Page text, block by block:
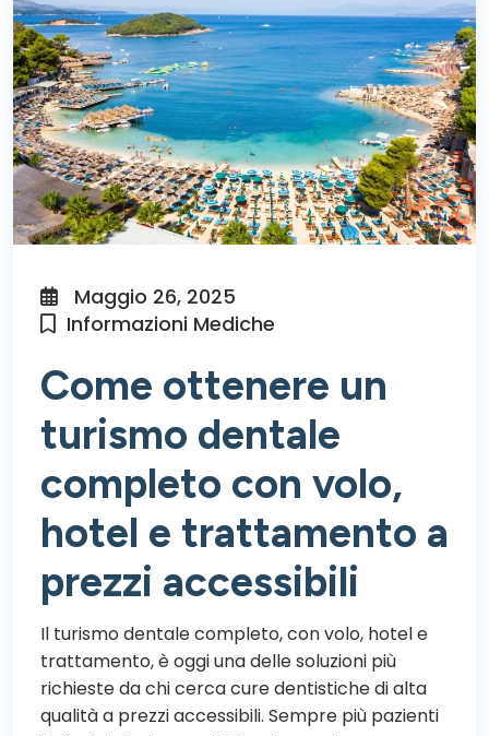
Maggio 26, 2025
Informazioni Mediche
Come ottenere un
turismo dentale
completo con volo,
hotel e trattamento a
prezzi accessibili
Il turismo dentale completo, con volo, hotel e
trattamento, è oggi una delle soluzioni più
richieste da chi cerca cure dentistiche di alta
qualità a prezzi accessibili. Sempre più pazienti